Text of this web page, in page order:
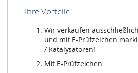
Ihre Vorteile
Wir verkaufen
und mit E-Prüfzeichen
/ Katalysatoren!
Mit E-Prüfzeichen